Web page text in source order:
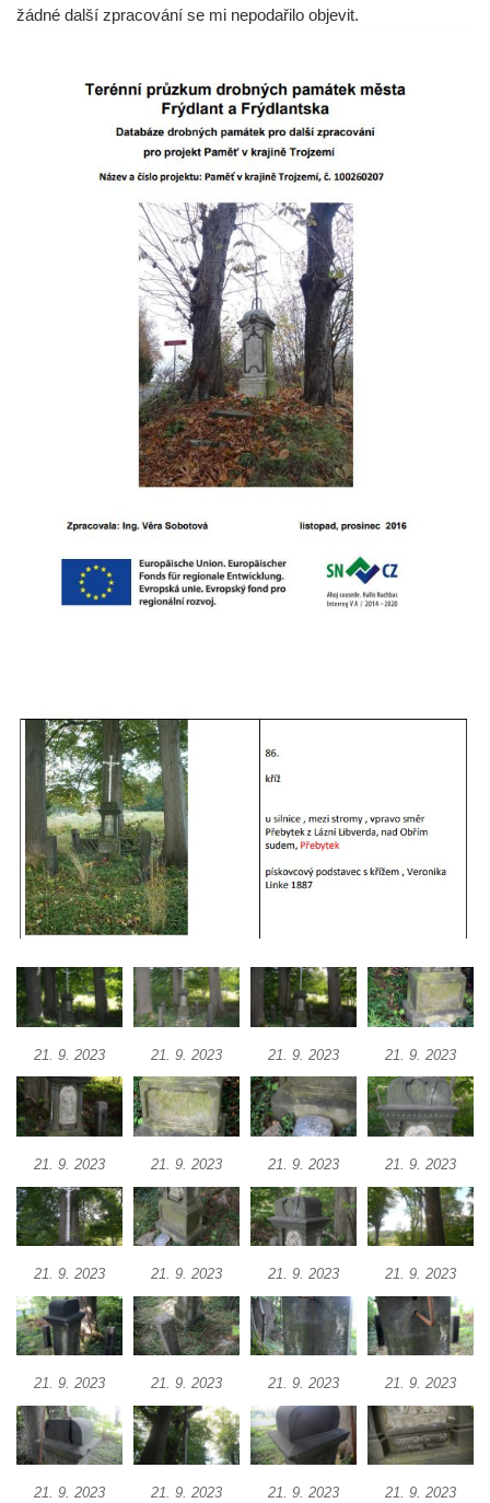
Pamětní kříž na Lovoši
Centrální kříž bývalého hřbitova v Horním
Boží muka svatého Floriána v Mezné
Neugebauerův kříž východně od Sloupu v
Kříž u kostela Zvěstování Panny Marie v
Údajný kříž před kostelem svatých Petra a
Pavla v Jeníkově
Kříž na návsi v Jeníkově
Kříž na křižovatce v Teplické ulici v Lahošti
Kříž U Pěti lip na pastvině severovýchodně
Kříž na rozcestí u domu čp. 123 v
Mikulášovicích
Wäberův kříž v zahradě domu čp. 184 v
Mikulášovicích
Kříž Neubaukreuz u domu čp. 698 v
Mikulášovicích
Kříž manželů Endlerových u továrního
objektu v Mikulášovicích
Kříž u silnice východně od Mikulášovic
Meyerův kříž východně od Mikulášovic
Kříž u rozcestí k větrnému mlýnu Světlík v
Horním Podluží
Kříž u domu čp. 1016 v Mikulášovicích
Mikulášovicích
Kříž Ließnerových naproti Mikovu v
Mikulášovicích
Kříž u Mikulášovického potoka poblíž
Mikovu v Mikulášovicích
Hampelův kříž u bývalých kasáren v
Mikulášovicích
Marchnerův (Zelený) kříž naproti domu čp.
35 v Mikulášovicích
Schneiderův kříž před domem čp. 55 v
žádné další zpracování se mi nepodařilo objevit.
21. 9. 2023 21. 9. 2023 21. 9. 2023 21. 9. 2023
21. 9. 2023 21. 9. 2023 21. 9. 2023 21. 9. 2023
21. 9. 2023 21. 9. 2023 21. 9. 2023 21. 9. 2023
21. 9. 2023 21. 9. 2023 21. 9. 2023 21. 9. 2023
21. 9. 2023 21. 9. 2023 21. 9. 2023 21. 9. 2023